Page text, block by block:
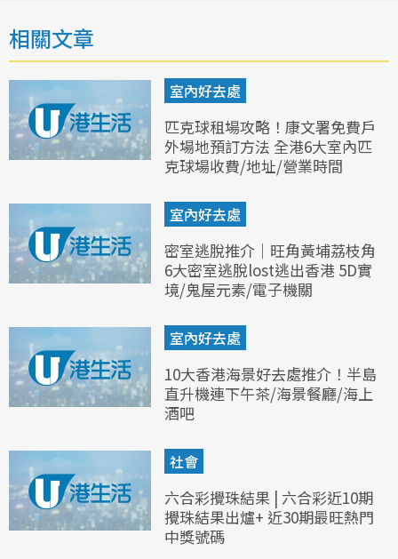
相關文章
室內好去處
匹克球租場攻略！康文署免費戶
外場地預訂方法 全港6大室內匹
克球場收費/地址/營業時間
室內好去處
密室逃脫推介｜旺角黃埔荔枝角
6大密室逃脫lost逃出香港 5D實
境/鬼屋元素/電子機關
室內好去處
10大香港海景好去處推介！半島
直升機連下午茶/海景餐廳/海上
酒吧
社會
六合彩攪珠結果 | 六合彩近10期
攪珠結果出爐+ 近30期最旺熱門
中獎號碼